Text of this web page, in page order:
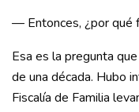
— Entonces, ¿por qué
Esa es la pregunta
de una década. Hubo
Fiscalía de Familia